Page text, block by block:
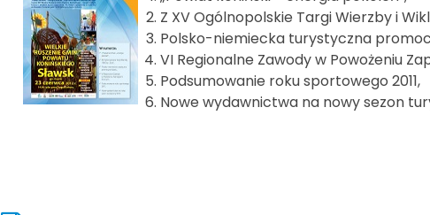
Z XV Ogólnopolskie Targi Wierzby i
Polsko-niemiecka turystyczna
VI Regionalne Zawody w Powożeniu
Podsumowanie roku sportowego 2011,
Nowe wydawnictwa na nowy sezon